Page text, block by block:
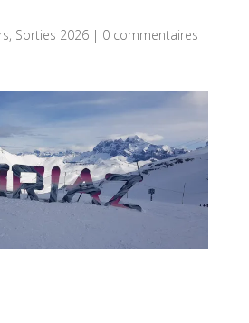
, Sorties 2026| 0 commentaires